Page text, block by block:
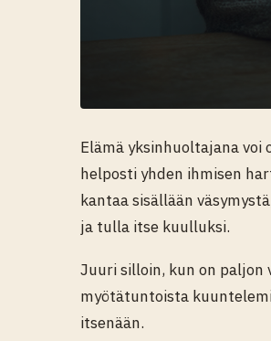
Elämä yksinhuoltajana voi
helposti yhden ihmisen
kantaa sisällään
ja tulla itse kuulluksi.
Juuri silloin, kun on paljon
myötätuntoista
itsenään.